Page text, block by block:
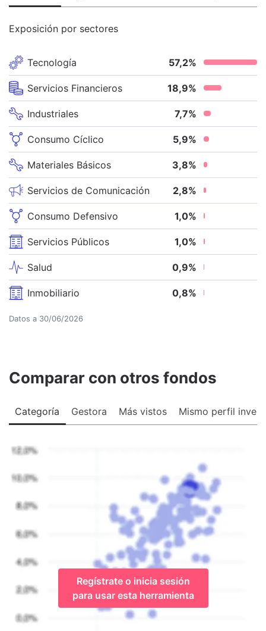
Exposición por sectores
Tecnología 57,2%
Servicios Financieros 18,9%
Industriales 7,7%
Consumo Cíclico 5,9%
Materiales Básicos 3,8%
Servicios de Comunicación 2,8%
Consumo Defensivo 1,0%
Servicios Públicos 1,0%
Salud 0,9%
Inmobiliario 0,8%
Datos a 30/06/2026
Comparar con otros fondos
Categoría Gestora Más vistos Mismo perfil
Regístrate o inicia sesión
para usar esta herramienta